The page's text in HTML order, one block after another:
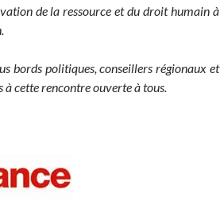
de la ressource et du droit humain à
bords politiques, conseillers régionaux et
cette rencontre ouverte à tous.